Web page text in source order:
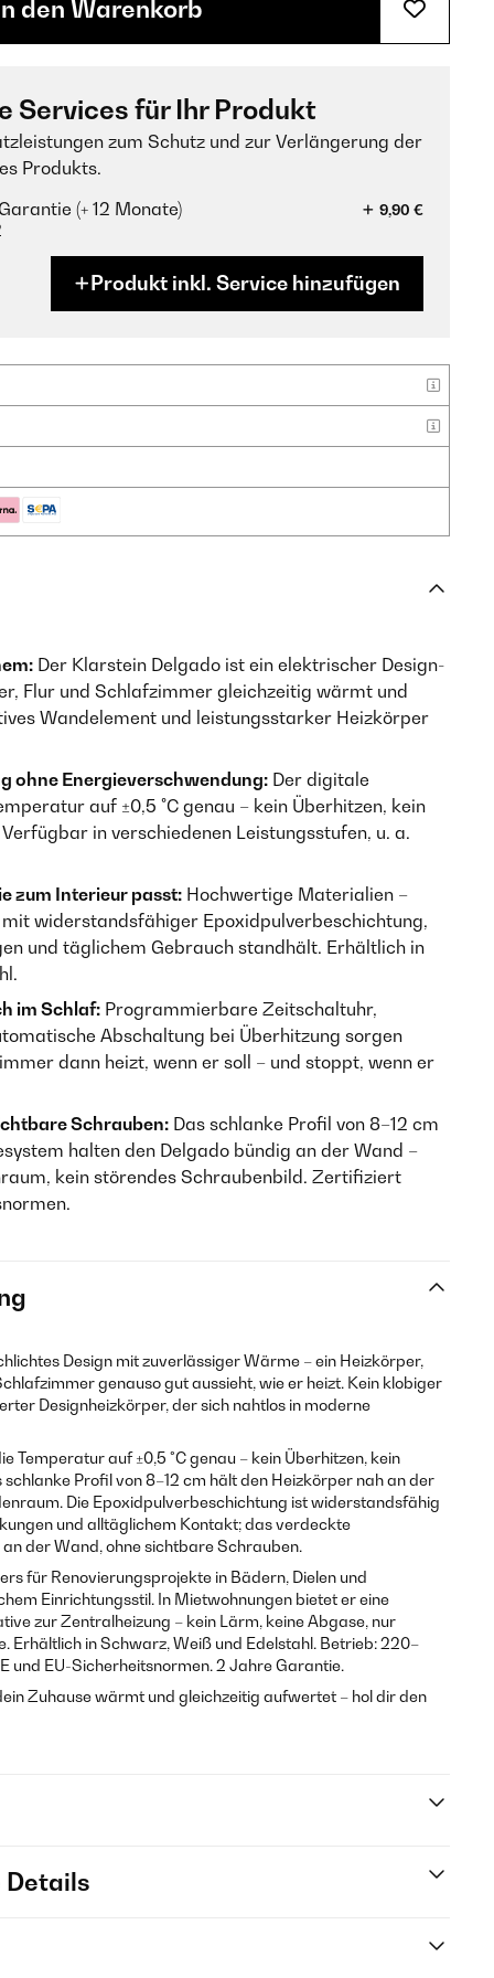
den Warenkorb
Services für Ihr Produkt
zum Schutz und zur Verlängerung der
Produkts.
(+ 12 Monate)
9,90 €
Produkt inkl. Service hinzufügen
Der Klarstein Delgado ist ein elektrischer Design-
Flur und Schlafzimmer gleichzeitig wärmt und
Wandelement und leistungsstarker Heizkörper
ohne Energieverschwendung: Der digitale
auf ±0,5 °C genau – kein Überhitzen, kein
in verschiedenen Leistungsstufen, u. a.
zum Interieur passt: Hochwertige Materialien –
widerstandsfähiger Epoxidpulverbeschichtung,
und täglichem Gebrauch standhält. Erhältlich in
im Schlaf: Programmierbare Zeitschaltuhr,
Abschaltung bei Überhitzung sorgen
dann heizt, wenn er soll – und stoppt, wenn er
Schrauben: Das schlanke Profil von 8–12 cm
halten den Delgado bündig an der Wand –
kein störendes Schraubenbild. Zertifiziert
Design mit zuverlässiger Wärme – ein Heizkörper,
genauso gut aussieht, wie er heizt. Kein klobiger
Designheizkörper, der sich nahtlos in moderne
Temperatur auf ±0,5 °C genau – kein Überhitzen, kein
Profil von 8–12 cm hält den Heizkörper nah an der
Die Epoxidpulverbeschichtung ist widerstandsfähig
und alltäglichem Kontakt; das verdeckte
der Wand, ohne sichtbare Schrauben.
für Renovierungsprojekte in Bädern, Dielen und
Einrichtungsstil. In Mietwohnungen bietet er eine
zur Zentralheizung – kein Lärm, keine Abgase, nur
Erhältlich in Schwarz, Weiß und Edelstahl. Betrieb: 220–
und EU-Sicherheitsnormen. 2 Jahre Garantie.
Zuhause wärmt und gleichzeitig aufwertet – hol dir den
Details